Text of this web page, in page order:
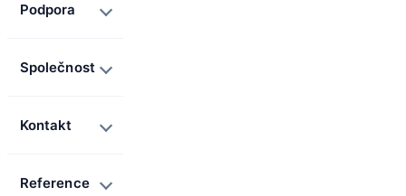
Podpora
Společnost
Kontakt
Reference